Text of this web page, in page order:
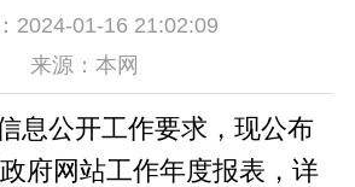
2024-01-16 21:02:09
来源：本网
公开工作要求，现公布
府网站工作年度报表，详